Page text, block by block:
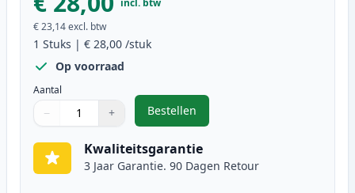
incl. btw
€ 23,14excl. btw
1 Stuks | € 28,00 /stuk
Op voorraad
Aantal
Gebruik de knoppen om aan te passen
− +
1
Bestellen
,Canon PG-545XL inktcartridge
Kwaliteitsgarantie
3 Jaar Garantie. 90 Dagen Retour